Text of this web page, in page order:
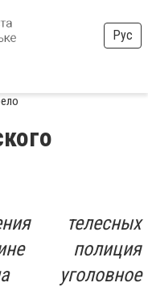
Рус
телесных
полиция
уголовное